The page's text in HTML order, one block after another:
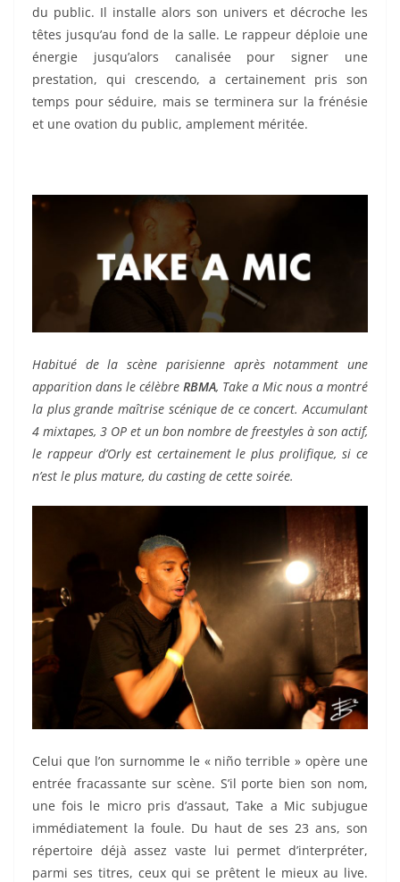
du public. Il installe alors son univers et décroche les
têtes jusqu’au fond de la salle. Le rappeur déploie une
énergie jusqu’alors canalisée pour signer une
prestation, qui crescendo, a certainement pris son
temps pour séduire, mais se terminera sur la frénésie
et une ovation du public, amplement méritée.
Habitué de la scène parisienne après notamment une
apparition dans le célèbre RBMA, Take a Mic nous a montré
la plus grande maîtrise scénique de ce concert. Accumulant
4 mixtapes, 3 OP et un bon nombre de freestyles à son actif,
le rappeur d’Orly est certainement le plus prolifique, si ce
n’est le plus mature, du casting de cette soirée.
Celui que l’on surnomme le « niño terrible » opère une
entrée fracassante sur scène. S’il porte bien son nom,
une fois le micro pris d’assaut, Take a Mic subjugue
immédiatement la foule. Du haut de ses 23 ans, son
répertoire déjà assez vaste lui permet d’interpréter,
parmi ses titres, ceux qui se prêtent le mieux au live.